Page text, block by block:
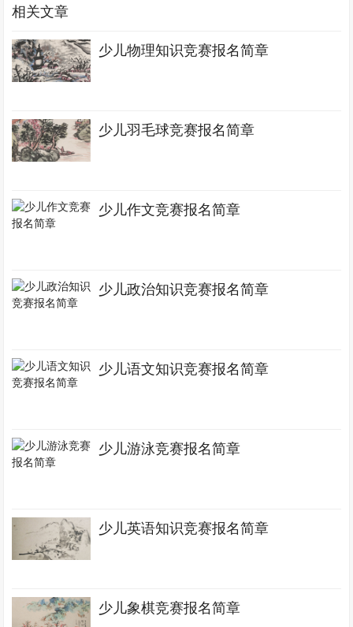
相关文章
少儿物理知识竞赛报名简章
少儿羽毛球竞赛报名简章
少儿作文竞赛报名简章
少儿政治知识竞赛报名简章
少儿语文知识竞赛报名简章
少儿游泳竞赛报名简章
少儿英语知识竞赛报名简章
少儿象棋竞赛报名简章